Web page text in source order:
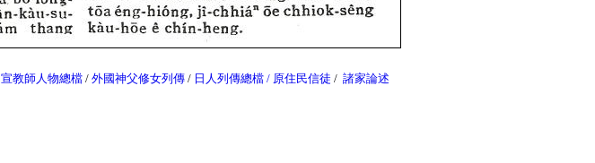
宣教師人物總檔 / 外國神父修女列傳/ 日人列傳總檔/ 原住民信徒 / 諸家論述